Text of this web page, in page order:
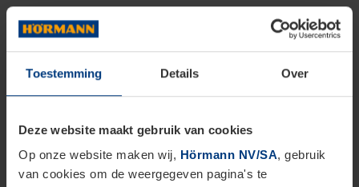
Toestemming Details Over
Deze website maakt gebruik van cookies
Op onze website maken wij, Hörmann NV/SA, gebruik
van cookies om de weergegeven pagina's te